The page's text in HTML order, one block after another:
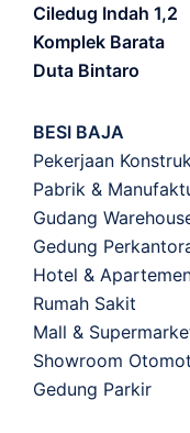
Ciledug Indah 1,2
Komplek Barata
Duta Bintaro
BESI BAJA
Pekerjaan
Pabrik &
Gudang
Gedung
Hotel &
Rumah Sakit
Mall &
Showroom
Gedung Parkir